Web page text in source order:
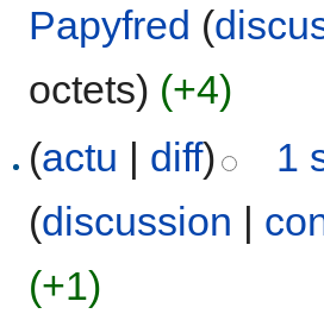
Papyfred (
octets) (+4)
(actu | diff)
1
(discussion |
(+1)